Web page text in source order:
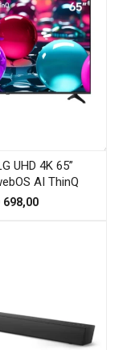
UHD 4K 65”
AI ThinQ
698,00